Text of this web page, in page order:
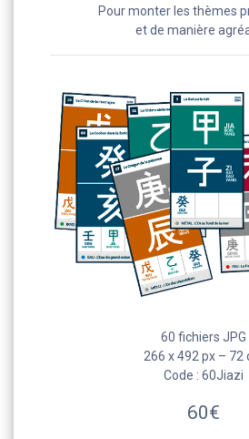
Pour monter les thèmes
et de manière
60 fichiers JPG
266 x 492 px – 72
Code : 60Jiazi
60€